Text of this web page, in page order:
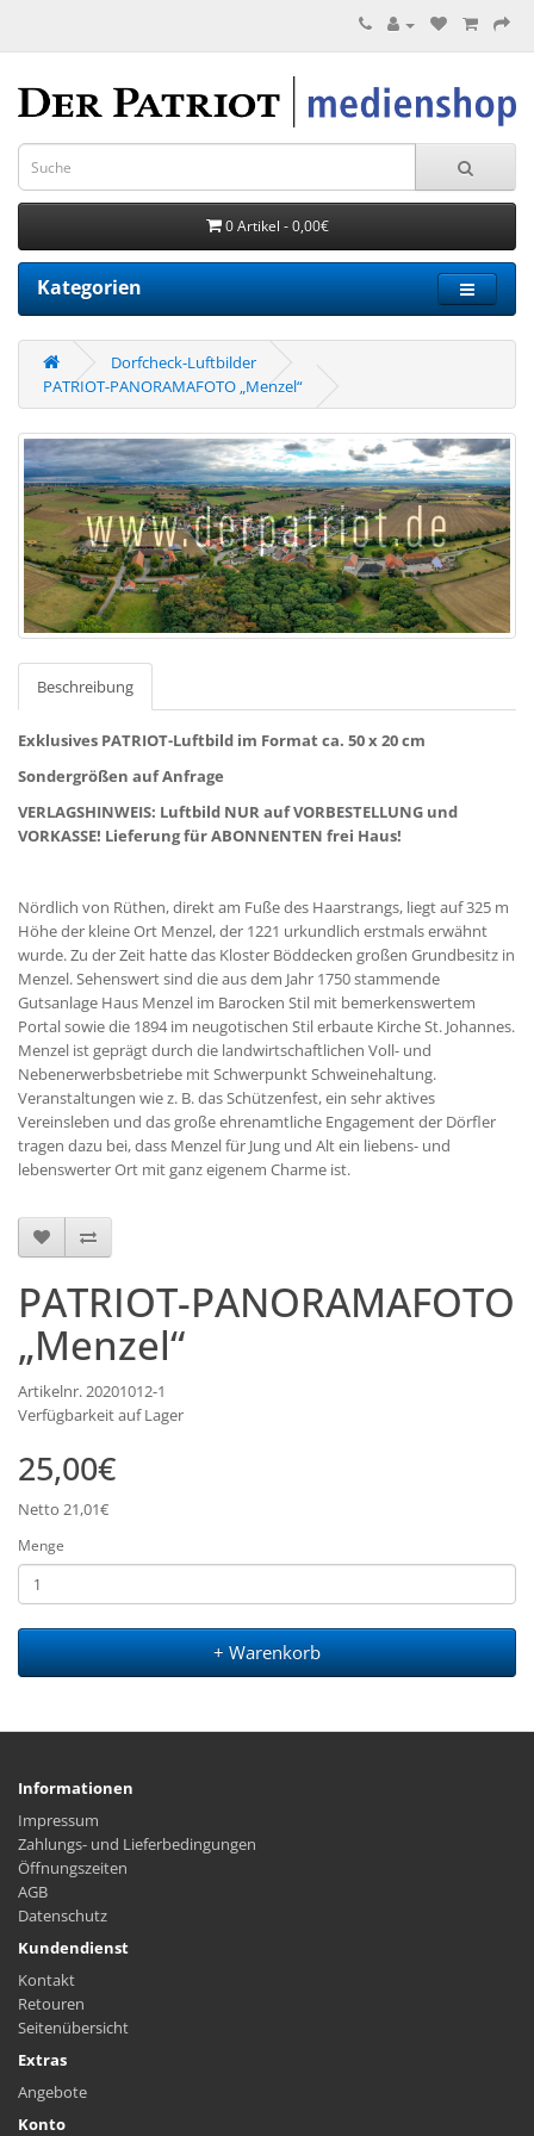
0 Artikel - 0,00€
Kategorien
Dorfcheck-Luftbilder
PATRIOT-PANORAMAFOTO „Menzel“
Beschreibung
Exklusives PATRIOT-Luftbild im Format ca. 50 x 20 cm
Sondergrößen auf Anfrage
VERLAGSHINWEIS: Luftbild NUR auf VORBESTELLUNG und
VORKASSE! Lieferung für ABONNENTEN frei Haus!
Nördlich von Rüthen, direkt am Fuße des Haarstrangs, liegt auf 325 m
Höhe der kleine Ort Menzel, der 1221 urkundlich erstmals erwähnt
wurde. Zu der Zeit hatte das Kloster Böddecken großen Grundbesitz in
Menzel. Sehenswert sind die aus dem Jahr 1750 stammende
Gutsanlage Haus Menzel im Barocken Stil mit bemerkenswertem
Portal sowie die 1894 im neugotischen Stil erbaute Kirche St. Johannes.
Menzel ist geprägt durch die landwirtschaftlichen Voll- und
Nebenerwerbsbetriebe mit Schwerpunkt Schweinehaltung.
Veranstaltungen wie z. B. das Schützenfest, ein sehr aktives
Vereinsleben und das große ehrenamtliche Engagement der Dörfler
tragen dazu bei, dass Menzel für Jung und Alt ein liebens- und
lebenswerter Ort mit ganz eigenem Charme ist.
PATRIOT-PANORAMAFOTO
„Menzel“
Artikelnr. 20201012-1
Verfügbarkeit auf Lager
25,00€
Netto 21,01€
Menge
+ Warenkorb
Informationen
Impressum
Zahlungs- und Lieferbedingungen
Öffnungszeiten
AGB
Datenschutz
Kundendienst
Kontakt
Retouren
Seitenübersicht
Extras
Angebote
Konto